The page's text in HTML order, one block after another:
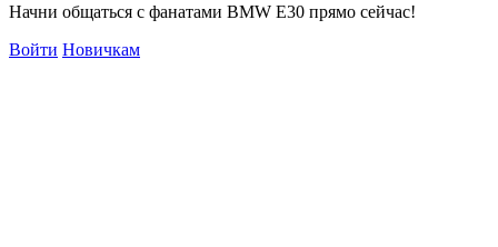
Начни общаться с фанатами BMW E30 прямо сейчас!
Войти Новичкам